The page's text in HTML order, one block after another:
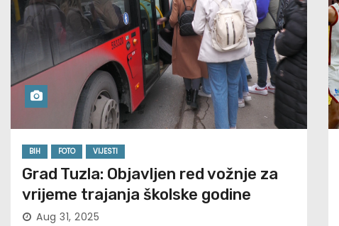
BIH FOTO VIJESTI
Grad Tuzla: Objavljen red vožnje za
vrijeme trajanja školske godine
Aug 31, 2025